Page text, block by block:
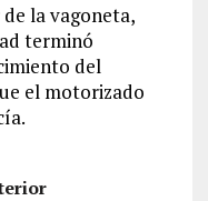
la vagoneta,
terminó
del
el motorizado